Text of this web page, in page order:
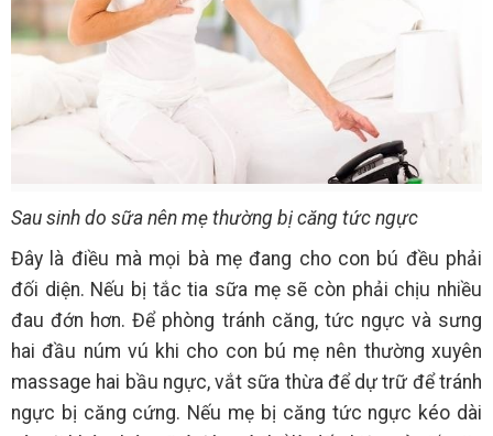
Sau sinh do sữa nên mẹ thường bị căng tức ngực
Đây là điều mà mọi bà mẹ đang cho con bú đều phải
đối diện. Nếu bị tắc tia sữa mẹ sẽ còn phải chịu nhiều
đau đớn hơn. Để phòng tránh căng, tức ngực và sưng
hai đầu núm vú khi cho con bú mẹ nên thường xuyên
massage hai bầu ngực, vắt sữa thừa để dự trữ để tránh
ngực bị căng cứng. Nếu mẹ bị căng tức ngực kéo dài